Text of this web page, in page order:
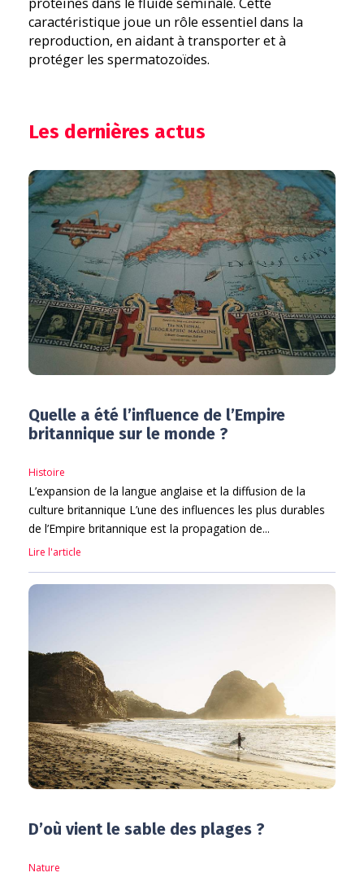
caractéristique joue un rôle essentiel dans la
reproduction, en aidant à transporter et à
protéger les spermatozoïdes.
Les dernières actus
Quelle a été l’influence de l’Empire
britannique sur le monde ?
Histoire
L’expansion de la langue anglaise et la diffusion de la
culture britannique L’une des influences les plus durables
de l’Empire britannique est la propagation de...
Lire l'article
D’où vient le sable des plages ?
Nature